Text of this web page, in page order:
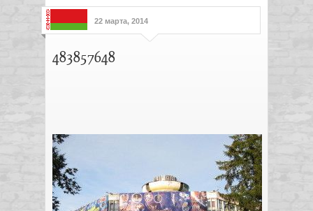
22 марта, 2014
483857648